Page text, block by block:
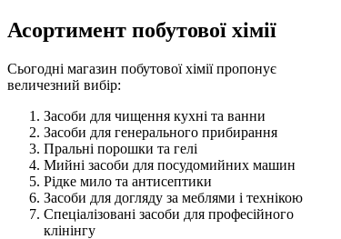
Асортимент побутової хімії
Сьогодні магазин побутової хімії пропонує
величезний вибір:
Засоби для чищення кухні та ванни
Засоби для генерального прибирання
Пральні порошки та гелі
Мийні засоби для посудомийних машин
Рідке мило та антисептики
Засоби для догляду за меблями і технікою
Спеціалізовані засоби для професійного
клінінгу